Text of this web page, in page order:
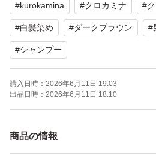
よろしくお願いいたします。
KUROKAMINA (クロカミナ） 黒
染め シャンプー ヘアケア エイジ
ブランド：ー
#kurokamina #クロカミナ #
#白髪染め #ダークブラウン #
#シャンプー
購入日時： 2026年6月11日 19:03
出品日時： 2026年6月11日 18:10
商品の情報